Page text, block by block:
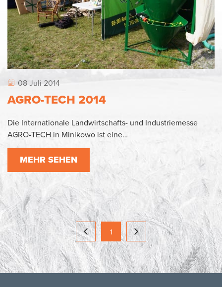
08 Juli 2014
AGRO-TECH 2014
Die Internationale Landwirtschafts- und Industriemesse
AGRO-TECH in Minikowo ist eine…
MEHR SEHEN
1